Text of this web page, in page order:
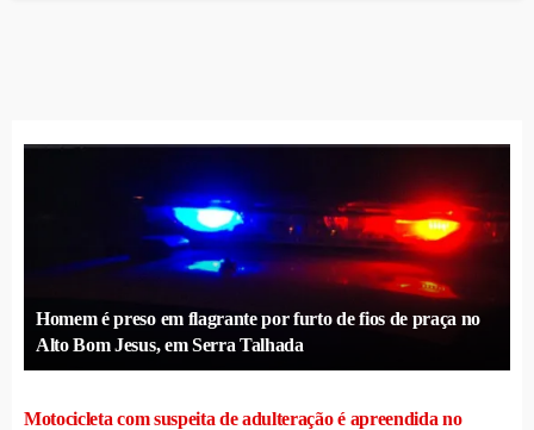
Homem é preso em flagrante por furto de fios de praça no
Alto Bom Jesus, em Serra Talhada
Motocicleta com suspeita de adulteração é apreendida no